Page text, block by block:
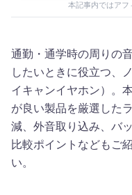
本記事内ではアフ
通勤・通学時の周りの
したいときに役立つ、
イキャンイヤホン）。
が良い製品を厳選した
減、外音取り込み、バ
比較ポイントなどもご
い。